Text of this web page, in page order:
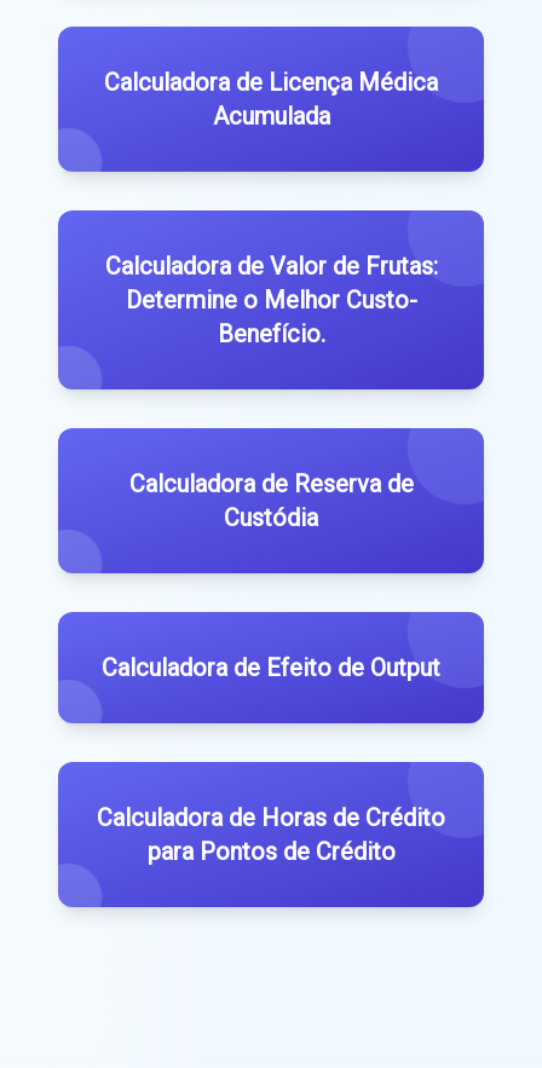
Calculadora de Licença Médica
Acumulada
Calculadora de Valor de Frutas:
Determine o Melhor Custo-
Benefício.
Calculadora de Reserva de
Custódia
Calculadora de Efeito de Output
Calculadora de Horas de Crédito
para Pontos de Crédito